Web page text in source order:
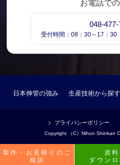
お電話で
048-477-
受付時間：08：30～17：30
日本伸管の強み 生産技術から探す
プライバシーポリシー
Copyright （C）Nihon Shinkan
製作・お見積りのご
相談
資料
ダウンロ